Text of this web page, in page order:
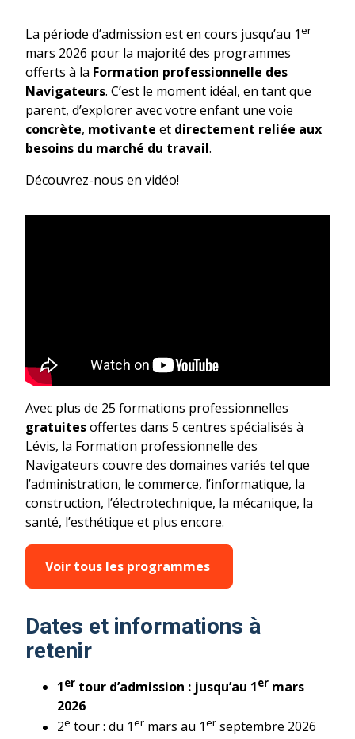
La période d’admission est en cours jusqu’au 1er
mars 2026 pour la majorité des programmes
offerts à la Formation professionnelle des
Navigateurs. C’est le moment idéal, en tant que
parent, d’explorer avec votre enfant une voie
concrète, motivante et directement reliée aux
besoins du marché du travail.
Découvrez-nous en vidéo!
Avec plus de 25 formations professionnelles
gratuitesoffertes dans 5 centres spécialisés à
Lévis, la Formation professionnelle des
Navigateurs couvre des domaines variés tel que
l’administration, le commerce, l’informatique, la
construction, l’électrotechnique, la mécanique, la
santé, l’esthétique et plus encore.
Voir tous les programmes
Dates et informations à
retenir
1er tour d’admission : jusqu’au 1er mars
2026
2e tour : du 1er mars au 1er septembre 2026